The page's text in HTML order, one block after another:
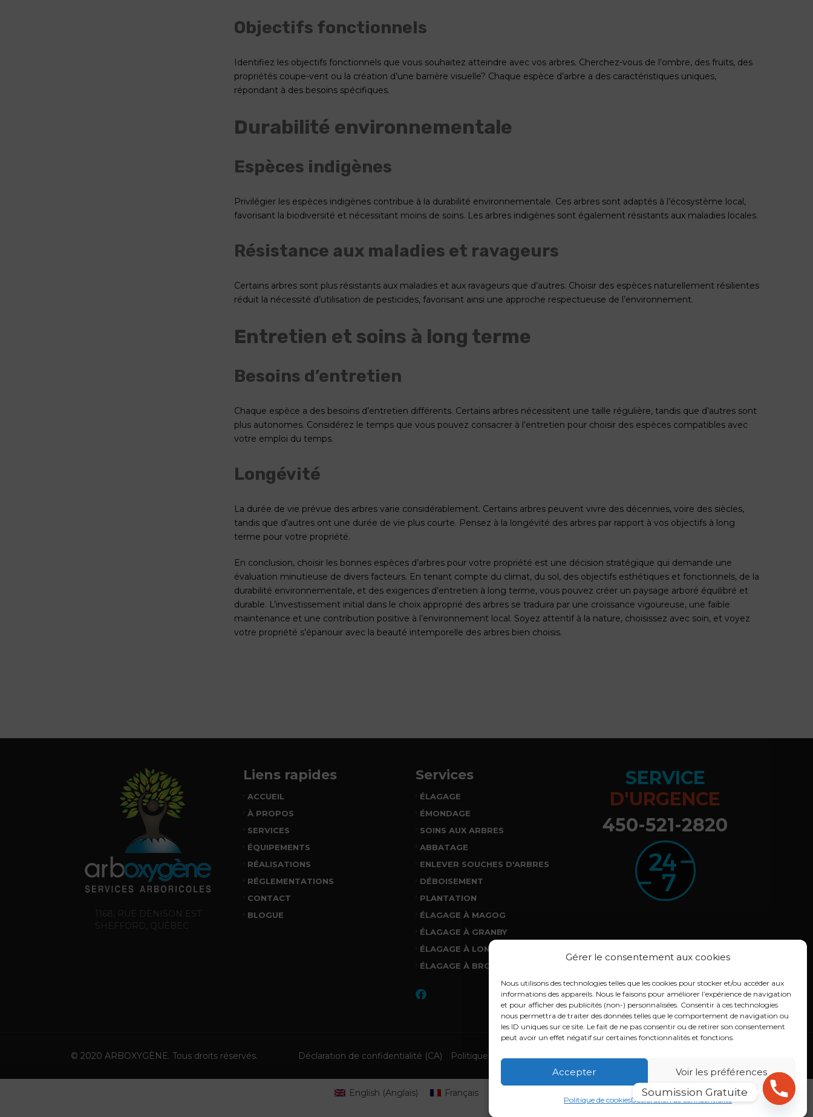
Gérer le consentement aux cookies
Nous utilisons des technologies telles que les cookies pour stocker et/ou accéder aux
informations des appareils. Nous le faisons pour améliorer l’expérience de navigation
et pour afficher des publicités (non-) personnalisées. Consentir à ces technologies
nous permettra de traiter des données telles que le comportement de navigation ou
les ID uniques sur ce site. Le fait de ne pas consentir ou de retirer son consentement
peut avoir un effet négatif sur certaines fonctionnalités et fonctions.
Accepter Voir les préférences
Politique de cookiesDéclaration de confidentialité
Objectifs fonctionnels
Identifiez les objectifs fonctionnels que vous souhaitez atteindre avec vos arbres. Cherchez-vous de l’ombre, des fruits, des
propriétés coupe-vent ou la création d’une barrière visuelle? Chaque espèce d’arbre a des caractéristiques uniques,
répondant à des besoins spécifiques.
Durabilité environnementale
Espèces indigènes
Privilégier les espèces indigènes contribue à la durabilité environnementale. Ces arbres sont adaptés à l’écosystème local,
favorisant la biodiversité et nécessitant moins de soins. Les arbres indigènes sont également résistants aux maladies locales.
Résistance aux maladies et ravageurs
Certains arbres sont plus résistants aux maladies et aux ravageurs que d’autres. Choisir des espèces naturellement résilientes
réduit la nécessité d’utilisation de pesticides, favorisant ainsi une approche respectueuse de l’environnement.
Entretien et soins à long terme
Besoins d’entretien
Chaque espèce a des besoins d’entretien différents. Certains arbres nécessitent une taille régulière, tandis que d’autres sont
plus autonomes. Considérez le temps que vous pouvez consacrer à l’entretien pour choisir des espèces compatibles avec
votre emploi du temps.
Longévité
La durée de vie prévue des arbres varie considérablement. Certains arbres peuvent vivre des décennies, voire des siècles,
tandis que d’autres ont une durée de vie plus courte. Pensez à la longévité des arbres par rapport à vos objectifs à long
terme pour votre propriété.
En conclusion, choisir les bonnes espèces d’arbres pour votre propriété est une décision stratégique qui demande une
évaluation minutieuse de divers facteurs. En tenant compte du climat, du sol, des objectifs esthétiques et fonctionnels, de la
durabilité environnementale, et des exigences d’entretien à long terme, vous pouvez créer un paysage arboré équilibré et
durable. L’investissement initial dans le choix approprié des arbres se traduira par une croissance vigoureuse, une faible
maintenance et une contribution positive à l’environnement local. Soyez attentif à la nature, choisissez avec soin, et voyez
votre propriété s’épanouir avec la beauté intemporelle des arbres bien choisis.
1168, RUE DENISON EST
SHEFFORD, QUÉBEC
Liens rapides
ACCUEIL
À PROPOS
SERVICES
ÉQUIPEMENTS
RÉALISATIONS
RÉGLEMENTATIONS
CONTACT
BLOGUE
Services
ÉLAGAGE
ÉMONDAGE
SOINS AUX ARBRES
ABBATAGE
ENLEVER SOUCHES D'ARBRES
DÉBOISEMENT
PLANTATION
ÉLAGAGE À MAGOG
ÉLAGAGE À GRANBY
ÉLAGAGE À LONGUEUIL
ÉLAGAGE À BROSSARD
SERVICE
D'URGENCE
450-521-2820
© 2020 ARBOXYGÈNE. Tous droits réservés. Déclaration de confidentialité (CA) Politique de cookies (CA) Conception :
English (Anglais) Français Soumission Gratuite